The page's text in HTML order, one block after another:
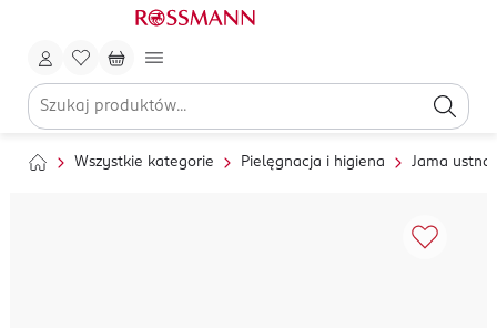
Wszystkie kategorie Pielęgnacja i higiena Jama ustna